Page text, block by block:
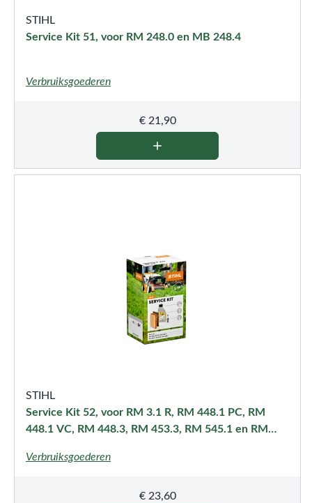
STIHL
Service Kit 51, voor RM 248.0 en MB 248.4
Verbruiksgoederen
€21,90
STIHL
Service Kit 52, voor RM 3.1 R, RM 448.1 PC, RM
448.1 VC, RM 448.3, RM 453.3, RM 545.1 en RM
Verbruiksgoederen
€23,60